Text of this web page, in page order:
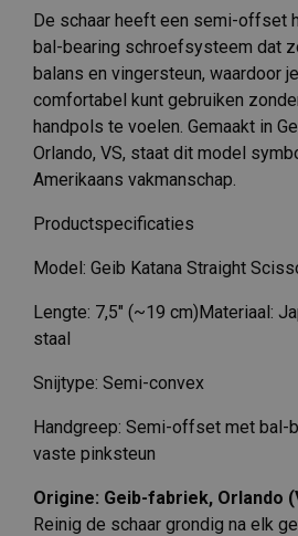
De schaar heeft een semi-offset
bal-bearing schroefsysteem dat
balans en vingersteun, waardoor
comfortabel kunt gebruiken
handpols te voelen. Gemaakt in
Orlando, VS, staat dit model
Amerikaans vakmanschap.
Productspecificaties
Model: Geib Katana Straight
Lengte: 7,5″ (~19 cm)Materiaal:
staal
Snijtype: Semi-convex
Handgreep: Semi-offset met bal-
vaste pinksteun
Origine: Geib-fabriek, Orlando
Reinig de schaar grondig na elk